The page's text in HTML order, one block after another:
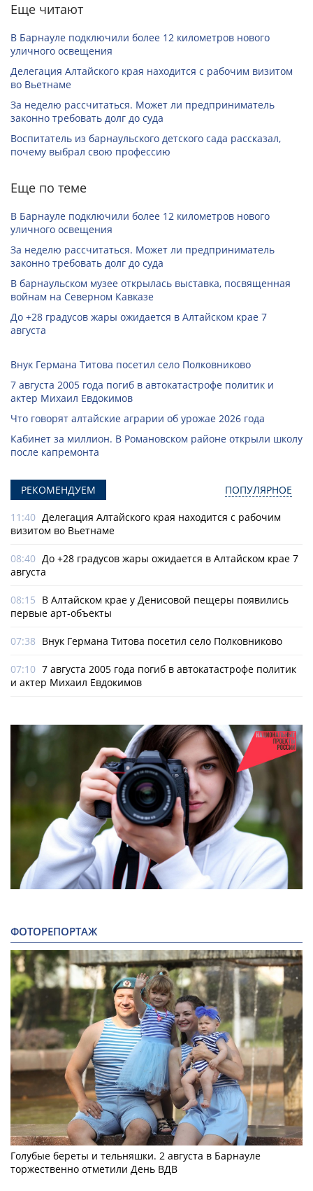
Еще читают
В Барнауле подключили более 12 километров нового
уличного освещения
Делегация Алтайского края находится с рабочим визитом
во Вьетнаме
За неделю рассчитаться. Может ли предприниматель
законно требовать долг до суда
Воспитатель из барнаульского детского сада рассказал,
почему выбрал свою профессию
Еще по теме
В Барнауле подключили более 12 километров нового
уличного освещения
За неделю рассчитаться. Может ли предприниматель
законно требовать долг до суда
В барнаульском музее открылась выставка, посвященная
войнам на Северном Кавказе
До +28 градусов жары ожидается в Алтайском крае 7
августа
Внук Германа Титова посетил село Полковниково
7 августа 2005 года погиб в автокатастрофе политик и
актер Михаил Евдокимов
Что говорят алтайские аграрии об урожае 2026 года
Кабинет за миллион. В Романовском районе открыли школу
после капремонта
РЕКОМЕНДУЕМ ПОПУЛЯРНОЕ
11:40 Делегация Алтайского края находится с рабочим
визитом во Вьетнаме
08:40 До +28 градусов жары ожидается в Алтайском крае 7
августа
08:15 В Алтайском крае у Денисовой пещеры появились
первые арт-объекты
07:38 Внук Германа Титова посетил село Полковниково
07:10 7 августа 2005 года погиб в автокатастрофе политик
и актер Михаил Евдокимов
ФОТОРЕПОРТАЖ
Голубые береты и тельняшки. 2 августа в Барнауле
торжественно отметили День ВДВ